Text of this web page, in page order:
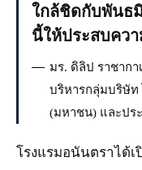
ใกล้ชิดกับพันธ
นี้ให้ประสบควา
มร. ดิลิป ราชากา
บริหารกลุ่มบริษัท
(มหาชน) และปร
โรงแรมอนันตราได้